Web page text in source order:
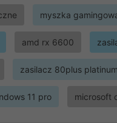
myszka
amd rx 6600
zasilacz 80plus platinum
11 pro microsoft